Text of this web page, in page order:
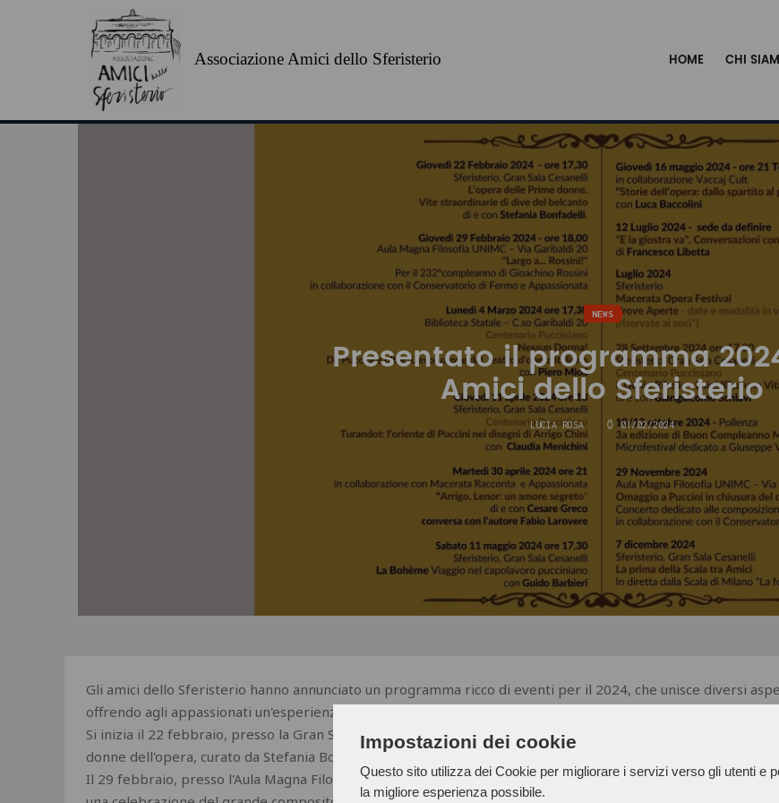
Impostazioni dei cookie
Questo sito utilizza dei Cookie per migliorare i servizi verso gli utenti e
la migliore esperienza possibile.
Associazione Amici dello Sferisterio HOME CHI
NEWS
Presentato il programma
Amici dello Sferisterio
LUCIA ROSA 01/02/2024
Gli amici dello Sferisterio hanno annunciato un programma ricco di eventi per il 2024, che unisce diversi
offrendo agli appassionati un'esperienza completa.
Si inizia il 22 febbraio, presso la Gran Sala Cesanelli dello Sferisterio, con le "Vite straordinarie di dive del
donne dell'opera, curato da Stefania Bonfadelli.
Il 29 febbraio, presso l'Aula Magna Filosofia UNIMC, l'attenzione sarà rivolta a Gioachino Rossini in